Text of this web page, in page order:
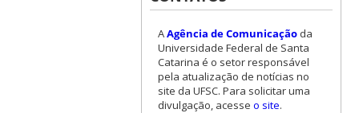
AAgência de Comunicaçãoda
Universidade Federal de Santa
Catarina é o setor responsável
pela atualização de notícias no
site da UFSC. Para solicitar uma
divulgação, acesse o site.